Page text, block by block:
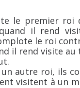
le premier
il rend
le roi
il rend visite au
autre roi, ils
visitent à un